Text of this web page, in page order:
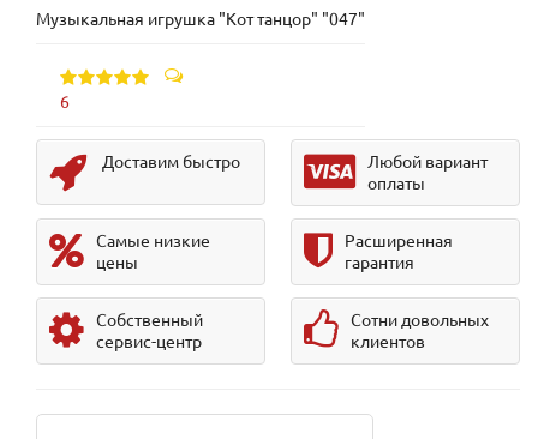
Музыкальная игрушка "Кот танцор" "047"
6
Доставим быстро
Любой вариант
оплаты
Самые низкие
цены
Расширенная
гарантия
Собственный
сервис-центр
Сотни довольных
клиентов